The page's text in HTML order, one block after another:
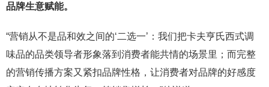
品牌生意赋能。
“营销从不是品和效之间的‘二选一’：我们把卡夫亨氏西式调
味品的品类领导者形象落到消费者能共情的场景里；而完整
的营销传播方案又紧扣品牌性格，让消费者对品牌的好感度